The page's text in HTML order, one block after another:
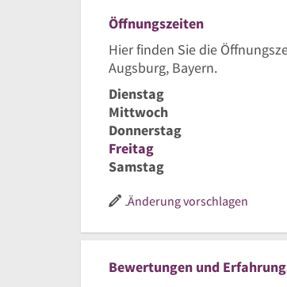
Öffnungszeiten
Hier finden Sie die
Augsburg, Bayern.
Dienstag
Mittwoch
Donnerstag
Freitag
Samstag
Änderung vorschlagen
Bewertungen und